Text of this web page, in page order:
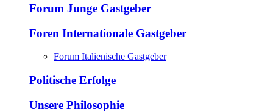
Forum Junge Gastgeber
Foren Internationale Gastgeber
Forum Italienische Gastgeber
Politische Erfolge
Unsere Philosophie